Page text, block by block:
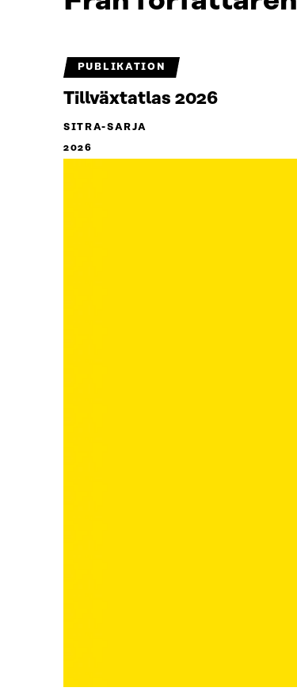
PUBLIKATION
Tillväxtatlas 2026
SITRA-SARJA
2026